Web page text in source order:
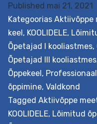
Published mai 21, 2021
Kategoorias Aktiivõppe
keel, KOOLIDELE,
Õpetajad I kooliastmes,
Õpetajad III kooliastmes
Õppekeel,
õppimine, Valdkond
Tagged Aktiivõppe
KOOLIDELE, Lõimitud